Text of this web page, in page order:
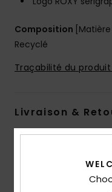
Composition
Recyclé
Traçabilité du
Livraison &
Avis clients